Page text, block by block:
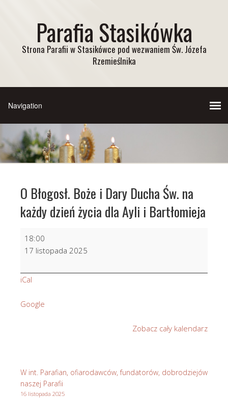
Parafia Stasikówka
Strona Parafii w Stasikówce pod wezwaniem Św. Józefa
Rzemieślnika
O Błogosł. Boże i Dary Ducha Św. na
każdy dzień życia dla Ayli i Bartłomieja
Błogosł.
Dary
Św.
dla
Ayli
i
18:00
17 listopada 2025
iCal
Google
Zobacz cały kalendarz
W int. Parafian, ofiarodawców, fundatorów, dobrodziejów
naszej Parafii
16 listopada 2025